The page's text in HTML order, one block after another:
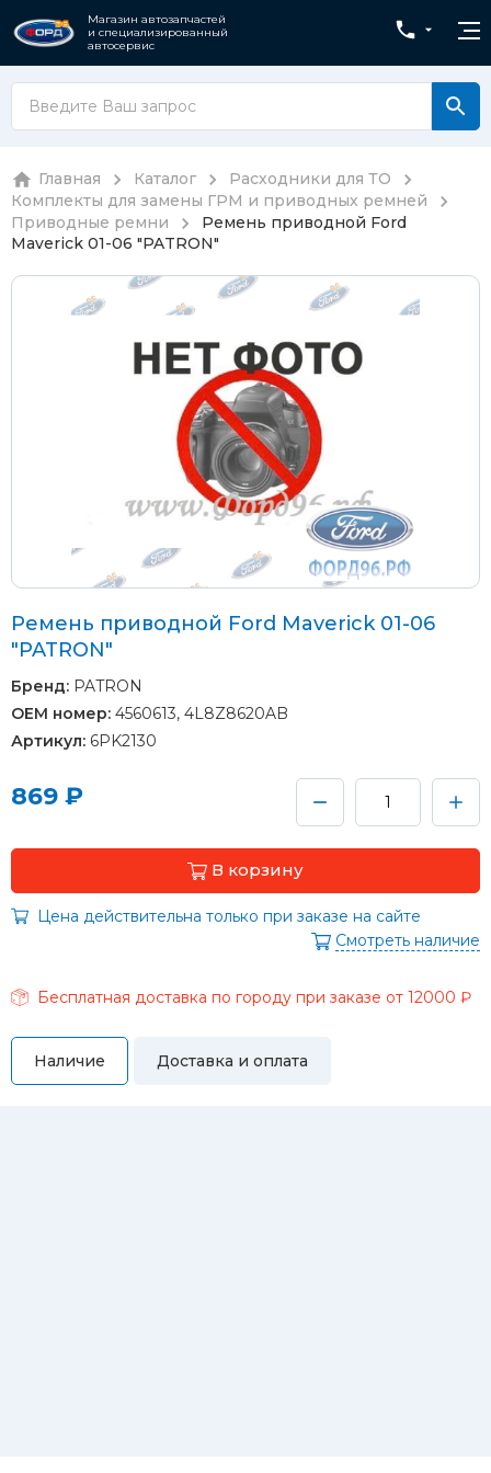
Магазин автозапчастей
и специализированный
автосервис
Главная Каталог
Расходники для ТО
Комплекты для замены ГРМ и приводных ремней
Приводные ремни
Ремень приводной Ford
Maverick 01-06 "PATRON"
Ремень приводной Ford Maverick 01-06
"PATRON"
Бренд: PATRON
OEM номер: 4560613, 4L8Z8620AB
Артикул: 6PK2130
869 ₽
В корзину
Смотреть наличие
Бесплатная доставка по городу при заказе от 12000 ₽
Цена действительна только при заказе на сайте
Наличие Доставка и оплата